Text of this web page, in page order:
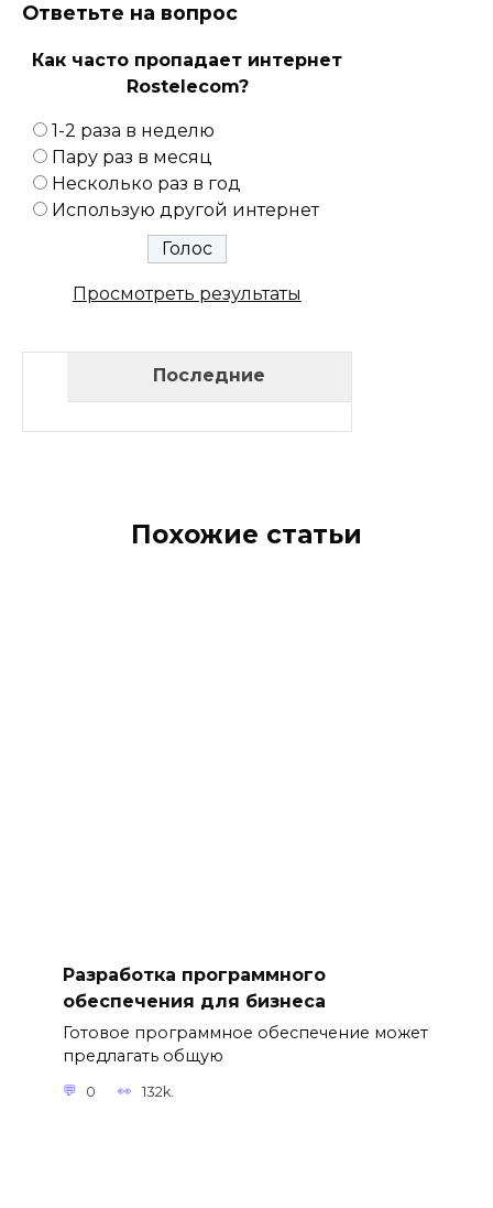
Ответьте на вопрос
Как часто пропадает интернет
Rostelecom?
1-2 раза в неделю
Пару раз в месяц
Несколько раз в год
Использую другой интернет
Просмотреть результаты
Последние
Похожие статьи
Разработка программного
обеспечения для бизнеса
Готовое программное обеспечение может
предлагать общую
0 132k.